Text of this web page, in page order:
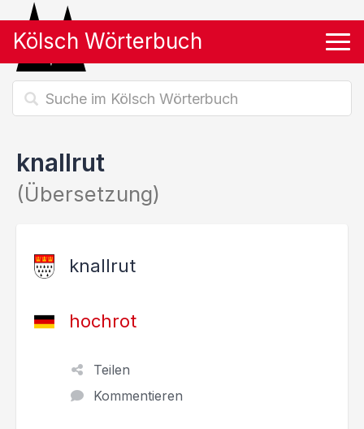
Kölsch Wörterbuch
knallrut
(Übersetzung)
knallrut
hochrot
Teilen
Kommentieren